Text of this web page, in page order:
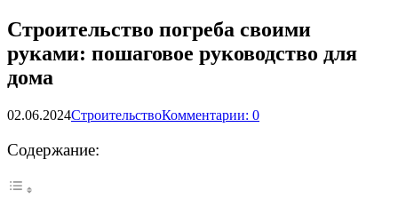
Строительство погреба своими
руками: пошаговое руководство для
дома
02.06.2024СтроительствоКомментарии: 0
Содержание: